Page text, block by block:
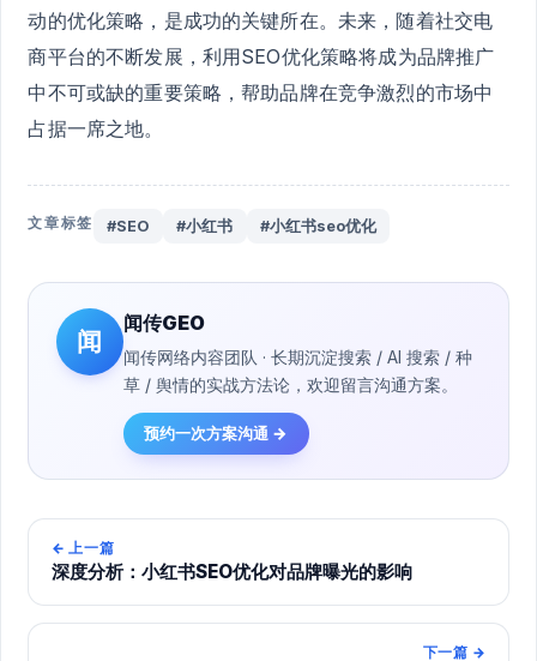
动的优化策略，是成功的关键所在。未来，随着社交电
商平台的不断发展，利用SEO优化策略将成为品牌推广
中不可或缺的重要策略，帮助品牌在竞争激烈的市场中
占据一席之地。
文章标签 #SEO #小红书 #小红书seo优化
闻
闻传GEO
闻传网络内容团队 · 长期沉淀搜索 / AI 搜索 / 种
草 / 舆情的实战方法论，欢迎留言沟通方案。
预约一次方案沟通 →
← 上一篇
深度分析：小红书SEO优化对品牌曝光的影响
下一篇 →